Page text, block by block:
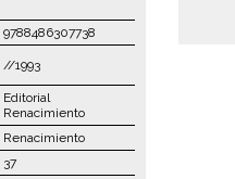
9788486307738
//1993
Editorial
Renacimiento
Renacimiento
37